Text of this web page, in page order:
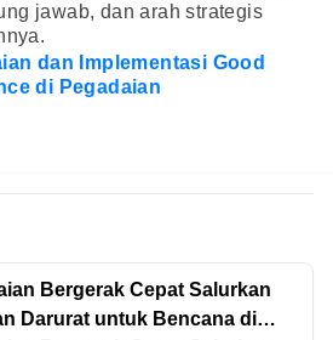
jawab, dan arah strategis
dan Implementasi Good
di Pegadaian
Bergerak Cepat Salurkan
Darurat untuk Bencana di